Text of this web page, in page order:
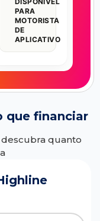
PARA
MOTORISTA
DE
APLICATIVO
que financiar
quanto